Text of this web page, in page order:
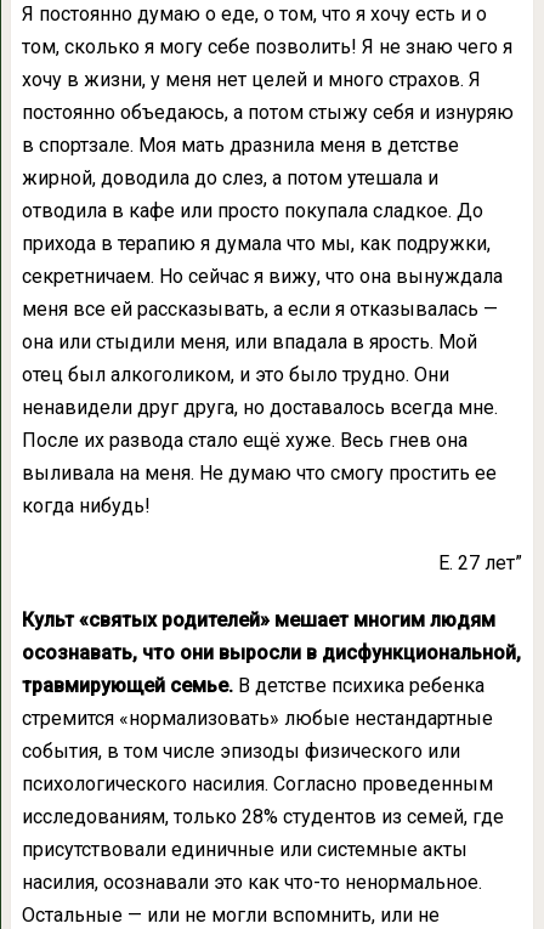
Я постоянно думаю о еде, о том, что я хочу есть и о
том, сколько я могу себе позволить! Я не знаю чего я
хочу в жизни, у меня нет целей и много страхов. Я
постоянно объедаюсь, а потом стыжу себя и изнуряю
в спортзале. Моя мать дразнила меня в детстве
жирной, доводила до слез, а потом утешала и
отводила в кафе или просто покупала сладкое. До
прихода в терапию я думала что мы, как подружки,
секретничаем. Но сейчас я вижу, что она вынуждала
меня все ей рассказывать, а если я отказывалась —
она или стыдили меня, или впадала в ярость. Мой
отец был алкоголиком, и это было трудно. Они
ненавидели друг друга, но доставалось всегда мне.
После их развода стало ещё хуже. Весь гнев она
выливала на меня. Не думаю что смогу простить ее
когда нибудь!
Е. 27 лет”
Культ «святых родителей» мешает многим людям
осознавать, что они выросли в дисфункциональной,
травмирующей семье.В детстве психика ребенка
стремится «нормализовать» любые нестандартные
события, в том числе эпизоды физического или
психологического насилия. Согласно проведенным
исследованиям, только 28% студентов из семей, где
присутствовали единичные или системные акты
насилия, осознавали это как что-то ненормальное.
Остальные — или не могли вспомнить, или не